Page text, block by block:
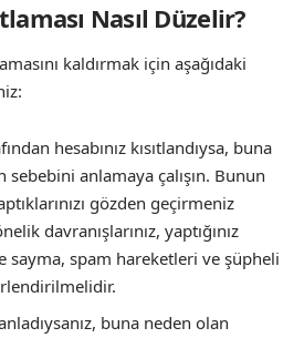
Nasıl Düzelir?
kaldırmak için aşağıdaki
hesabınız kısıtlandıysa, buna
anlamaya çalışın. Bunun
gözden geçirmeniz
davranışlarınız, yaptığınız
sayma, spam hareketleri ve şüpheli
buna neden olan